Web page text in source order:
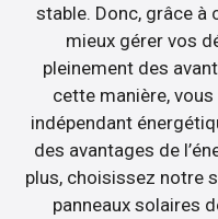
stable. Donc, grâce à
mieux gérer vos
pleinement des
cette manière,
indépendant
des avantages de
plus, choisissez notre
panneaux solaires